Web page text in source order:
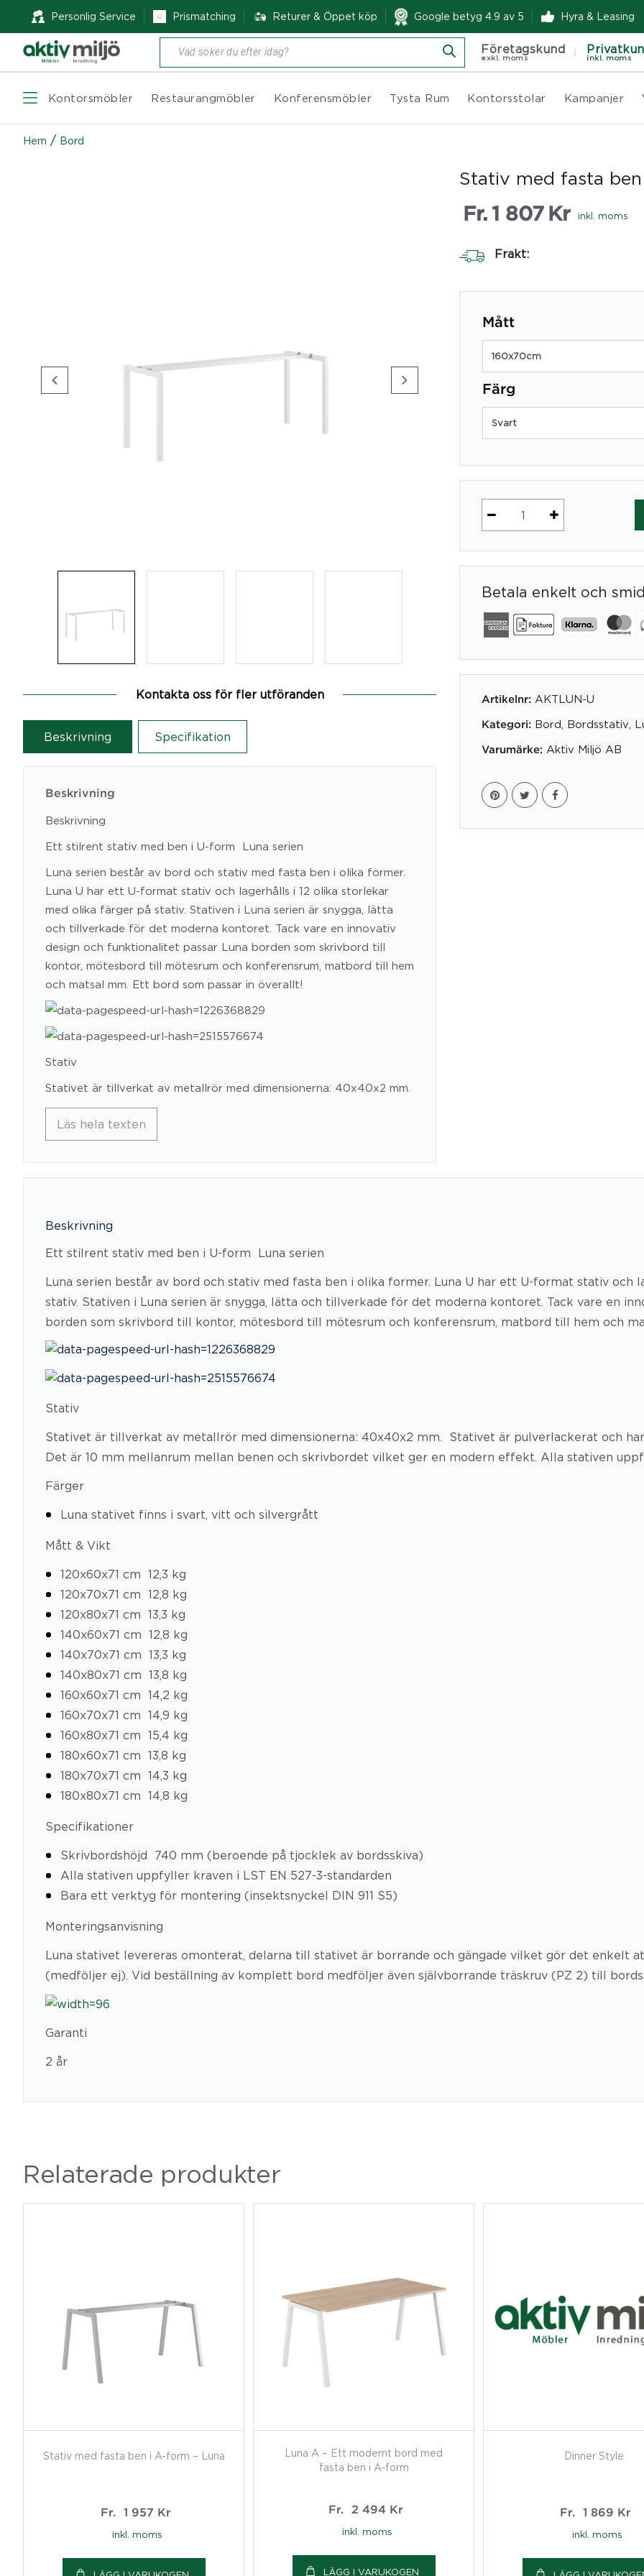
Personlig Service Prismatching Returer & Öppet köp Google betyg 4.9 av 5 Hyra & Leasing
Produktsökning Företagskund
exkl. moms inkl. moms
Kontorsmöbler Restaurangmöbler Konferensmöbler Tysta Rum Kontorsstolar Kampanjer
Hem / Bord
Kontakta oss för fler utföranden
Beskrivning Specifikation
Beskrivning
Beskrivning
Ett stilrent stativ med ben i U-form  Luna serien
Luna serien består av bord och stativ med fasta ben i olika former.
Luna U har ett U-format stativ och lagerhålls i 12 olika storlekar
med olika färger på stativ. Stativen i Luna serien är snygga, lätta
och tillverkade för det moderna kontoret. Tack vare en innovativ
design och funktionalitet passar Luna borden som skrivbord till
kontor, mötesbord till mötesrum och konferensrum, matbord till hem
och matsal mm. Ett bord som passar in överallt!
Stativ
Stativet är tillverkat av metallrör med dimensionerna: 40x40x2 mm.
Läs hela texten
Stativ med fasta
Fr. 1 807 Kr inkl. moms
Frakt:
Mått
160x70cm
Färg
Svart
i
form
Luna
mängd
Betala enkelt och
Artikelnr: AKTLUN-U
Kategori: Bord Bordsstativ
Varumärke: Aktiv Miljö AB
Beskrivning
Ett stilrent stativ med ben i U-form  Luna serien
Luna serien består av bord och stativ med fasta ben i olika former. Luna U har ett U-format stativ och
stativ. Stativen i Luna serien är snygga, lätta och tillverkade för det moderna kontoret. Tack vare en
borden som skrivbord till kontor, mötesbord till mötesrum och konferensrum, matbord till hem och
Stativ
Stativet är tillverkat av metallrör med dimensionerna: 40x40x2 mm. Stativet är pulverlackerat och
Det är 10 mm mellanrum mellan benen och skrivbordet vilket ger en modern effekt. Alla stativen
Färger
Luna stativet finns i svart, vitt och silvergrått
Mått & Vikt
120x60x71 cm  12,3 kg
120x70x71 cm  12,8 kg
120x80x71 cm  13,3 kg
140x60x71 cm  12,8 kg
140x70x71 cm  13,3 kg
140x80x71 cm  13,8 kg
160x60x71 cm  14,2 kg
160x70x71 cm  14,9 kg
160x80x71 cm  15,4 kg
180x60x71 cm  13,8 kg
180x70x71 cm  14,3 kg
180x80x71 cm  14,8 kg
Specifikationer
Skrivbordshöjd  740 mm (beroende på tjocklek av bordsskiva)
Alla stativen uppfyller kraven i LST EN 527-3-standarden
Bara ett verktyg för montering (insektsnyckel DIN 911 S5)
Monteringsanvisning
Luna stativet levereras omonterat, delarna till stativet är borrande och gängade vilket gör det enkelt
(medföljer ej). Vid beställning av komplett bord medföljer även självborrande träskruv (PZ 2) till
Garanti
2 år
Relaterade produkter
Stativ med fasta ben i A-form – Luna
Fr. 1 957 Kr
inkl. moms
Luna A – Ett modernt bord med
fasta ben i A-form
Fr. 2 494 Kr
inkl. moms
LÄGG I VARUKOGEN
Dinner Style
Fr. 1 869 Kr
inkl. moms